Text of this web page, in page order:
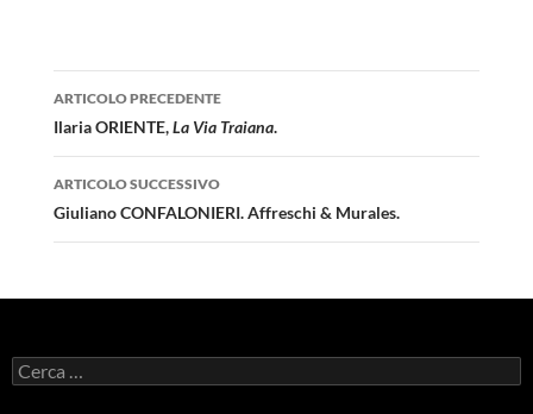
Navigazione
articolo
ARTICOLO PRECEDENTE
Ilaria ORIENTE,La Via Traiana.
ARTICOLO SUCCESSIVO
Giuliano CONFALONIERI. Affreschi & Murales.
Ricerca
per: